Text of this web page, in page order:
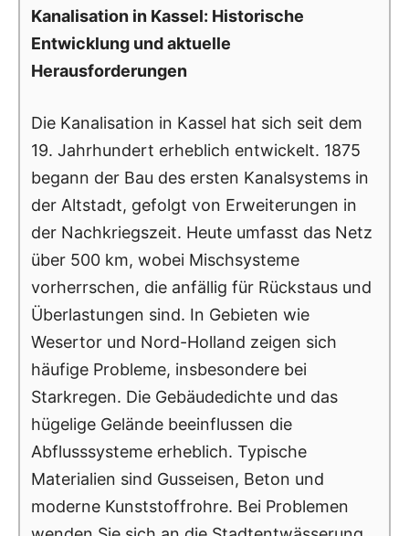
Kanalisation in Kassel: Historische
Entwicklung und aktuelle
Herausforderungen
Die Kanalisation in Kassel hat sich seit dem
19. Jahrhundert erheblich entwickelt. 1875
begann der Bau des ersten Kanalsystems in
der Altstadt, gefolgt von Erweiterungen in
der Nachkriegszeit. Heute umfasst das Netz
über 500 km, wobei Mischsysteme
vorherrschen, die anfällig für Rückstaus und
Überlastungen sind. In Gebieten wie
Wesertor und Nord-Holland zeigen sich
häufige Probleme, insbesondere bei
Starkregen. Die Gebäudedichte und das
hügelige Gelände beeinflussen die
Abflusssysteme erheblich. Typische
Materialien sind Gusseisen, Beton und
moderne Kunststoffrohre. Bei Problemen